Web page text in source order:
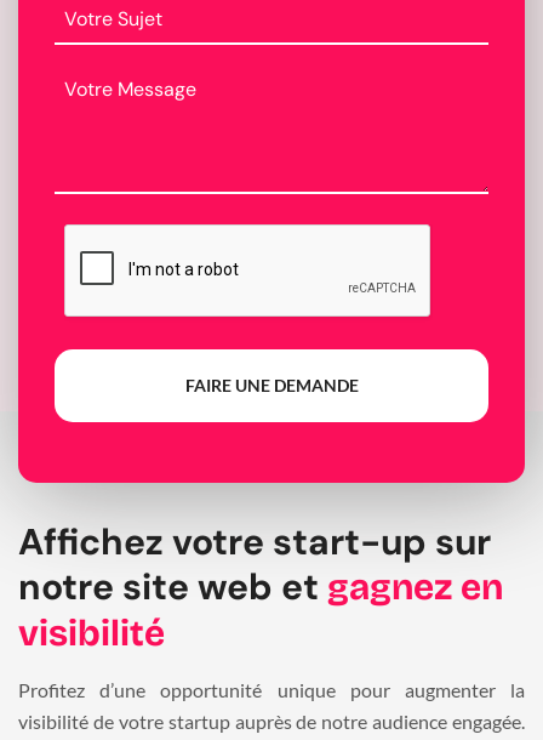
FAIRE UNE DEMANDE
Affichez votre start-up sur
notre site web et gagnez en
visibilité
Profitez d’une opportunité unique pour augmenter la
visibilité de votre startup auprès de notre audience engagée.